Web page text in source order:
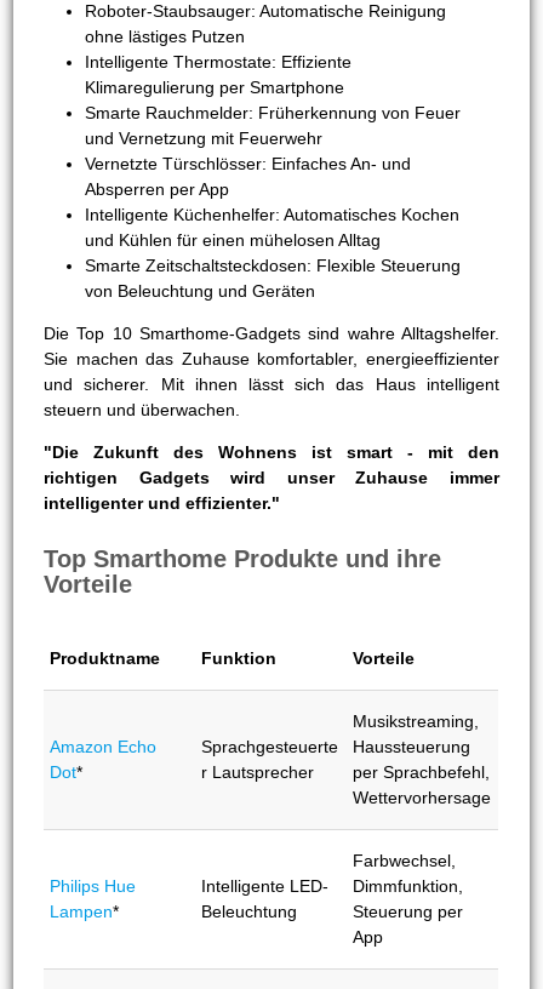
Roboter-Staubsauger: Automatische Reinigung
ohne lästiges Putzen
Intelligente Thermostate: Effiziente
Klimaregulierung per Smartphone
Smarte Rauchmelder: Früherkennung von Feuer
und Vernetzung mit Feuerwehr
Vernetzte Türschlösser: Einfaches An- und
Absperren per App
Intelligente Küchenhelfer: Automatisches Kochen
und Kühlen für einen mühelosen Alltag
Smarte Zeitschaltsteckdosen: Flexible Steuerung
von Beleuchtung und Geräten
Die Top 10 Smarthome-Gadgets sind wahre Alltagshelfer.
Sie machen das Zuhause komfortabler, energieeffizienter
und sicherer. Mit ihnen lässt sich das Haus intelligent
steuern und überwachen.
"Die Zukunft des Wohnens ist smart - mit den
richtigen Gadgets wird unser Zuhause immer
intelligenter und effizienter."
Top Smarthome Produkte und ihre
Vorteile
Produktname Funktion Vorteile
Amazon Echo
Dot*
Sprachgesteuerte
r Lautsprecher
Musikstreaming,
Haussteuerung
per Sprachbefehl,
Wettervorhersage
Philips Hue
Lampen*
Intelligente LED-
Beleuchtung
Farbwechsel,
Dimmfunktion,
Steuerung per
App